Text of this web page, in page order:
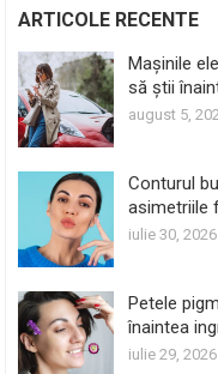
ARTICOLE RECENTE
Mașinile
să știi
august 5,
Conturul
asimetriile
iulie 30, 2026
Petele
înaintea
iulie 29, 2026